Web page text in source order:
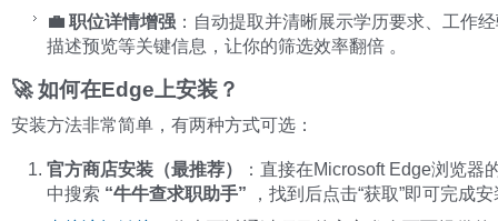
💼 职位详情增强 ：自动提取并清晰展示学历要求、工作
描述预览等关键信息，让你的筛选效率翻倍 。
🚀 如何在Edge上安装？
安装方法非常简单，有两种方式可选：
官方商店安装（最推荐）
：直接在Microsoft Edge浏览器
中搜索 “牛牛查求职助手” ，找到后点击“获取”即可完成